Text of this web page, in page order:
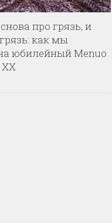
про грязь, и
как мы
юбилейный Menuo